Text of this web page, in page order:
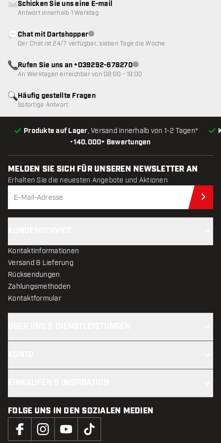
•140.000+ Bewertungen
Produkte auf Lager, Versand innerhalb von 1-2 Tagen*
Häufig gestellte Fragen
Sofortige Antwort
Schicken Sie uns eine E-mail
Antwort innerhalb 1 Werktag
Chat mit DartshopperKundenservice nicht verfügbar
Der Chat ist 24/7 verfügbar, sieben Tage die Woche
Rufen Sie uns an +039292-678270Kundenservice nicht
An Werktagen erreichbar von 08:00 - 19:00
MELDEN SIE SICH FÜR UNSEREN NEWSLETTER AN
Erhalten Sie die neuesten Angebote und Aktionen
Kontaktinformationen
Versand & Lieferung
Rücksendungen
Zahlungsmethoden
Kontaktformular
FOLGE UNS IN DEN SOZIALEN MEDIEN